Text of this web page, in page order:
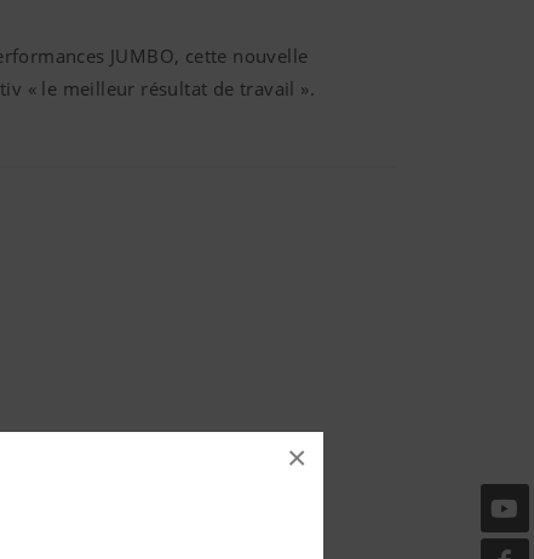
×
JUMBO, cette nouvelle
« le meilleur résultat de travail ».